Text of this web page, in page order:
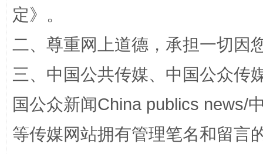
站台名比不上好声名
定》。
二、尊重网上道德，承担一切因
三、中国公共传媒、中国公众传
国公众新闻China publics news/
等传媒网站拥有管理笔名和留言